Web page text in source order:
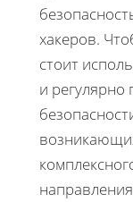
хакеров.
стоит
и регулярно